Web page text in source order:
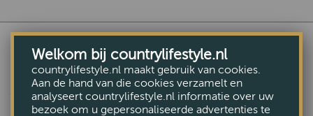
ANDERE BEKEKEN OOK
Welkom bij countrylifestyle.nl
countrylifestyle.nl maakt gebruik van cookies.
Aan de hand van die cookies verzamelt en
analyseert countrylifestyle.nl informatie over uw
bezoek om u gepersonaliseerde advertenties te